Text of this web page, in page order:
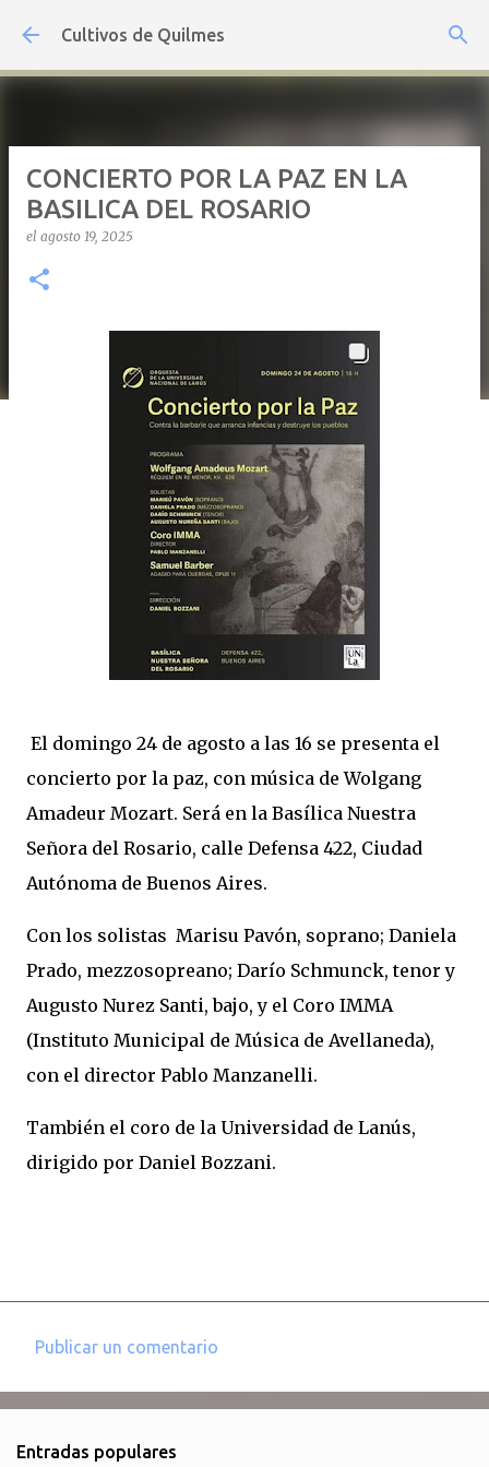
Ir al contenido principal
Cultivos de Quilmes
CONCIERTO POR LA PAZ EN LA
BASILICA DEL ROSARIO
el agosto 19, 2025
El domingo 24 de agosto a las 16 se presenta el
concierto por la paz, con música de Wolgang
Amadeur Mozart. Será en la Basílica Nuestra
Señora del Rosario, calle Defensa 422, Ciudad
Autónoma de Buenos Aires.
Con los solistas Marisu Pavón, soprano; Daniela
Prado, mezzosopreano; Darío Schmunck, tenor y
Augusto Nurez Santi, bajo, y el Coro IMMA
(Instituto Municipal de Música de Avellaneda),
con el director Pablo Manzanelli.
También el coro de la Universidad de Lanús,
dirigido por Daniel Bozzani.
Publicar un comentario
Entradas populares